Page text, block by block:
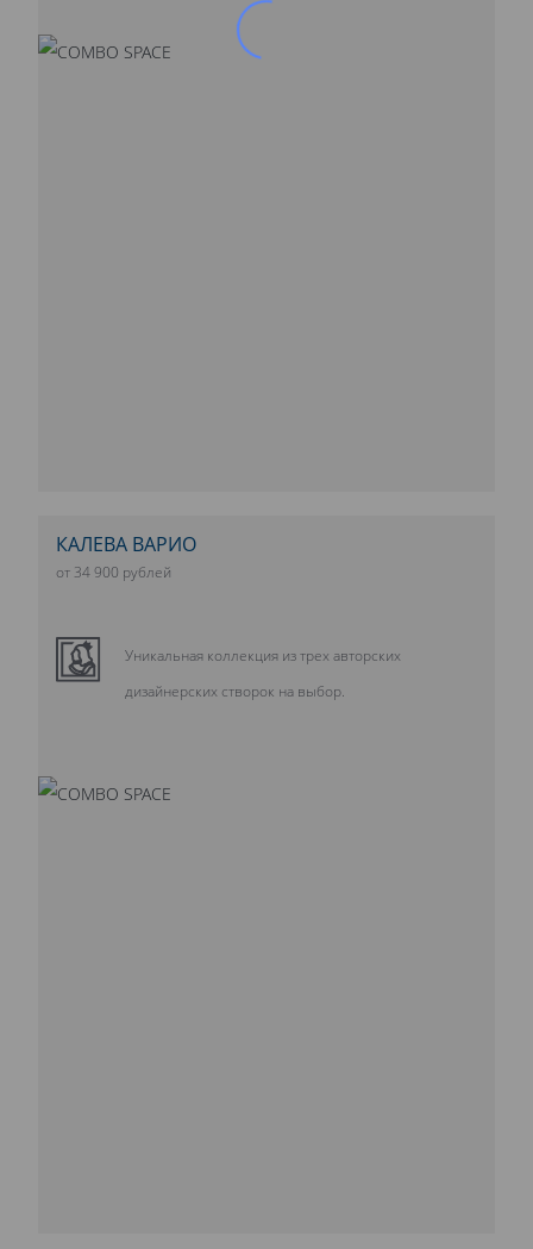
КАЛЕВА ВАРИО
от 34 900 рублей
Уникальная коллекция из трех авторских
дизайнерских створок на выбор.